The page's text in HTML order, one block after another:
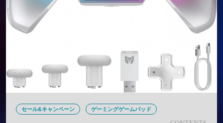
セール&キャンペーン ゲーミングゲームパッド